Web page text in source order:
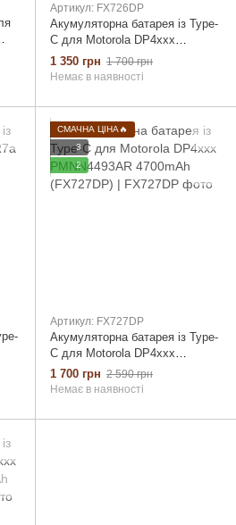
Артикул: FX726DP
Акумуляторна батарея із Type-
C для Motorola DP4xxx
PMNN4493AC 3200mAh
(FX726DP)
1 350 грн 1 700 грн
Немає в наявності
СМАЧНА ЦІНА🔥
3
2
Артикул: FX727DP
Акумуляторна батарея із Type-
C для Motorola DP4xxx
PMNN4493AR 4700mAh
(FX727DP)
1 700 грн 2 590 грн
Немає в наявності